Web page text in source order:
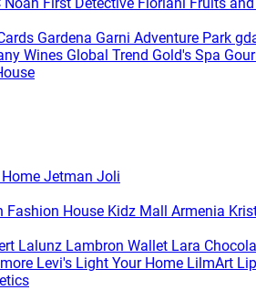
Gardena Garni Adventure Park
Wines Global Trend Gold's Spa
Jetman Joli
Fashion House Kidz Mall Armenia
Lalunz Lambron Wallet Lara
Levi's Light Your Home LilmArt